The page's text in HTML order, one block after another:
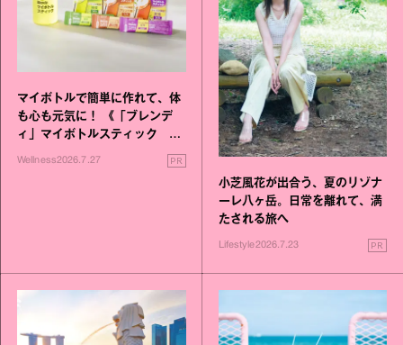
マイボトルで簡単に作れて、体
も心も元気に！ 《「ブレンデ
ィ」マイボトルスティック い
いこと毎日》シリーズが誕生
Wellness2026.7.27 PR
小芝風花が出合う、夏のリゾナ
ーレ八ヶ岳。日常を離れて、満
たされる旅へ
Lifestyle2026.7.23 PR